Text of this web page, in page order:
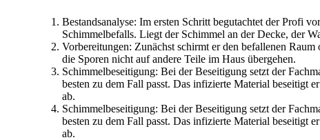
Bestandsanalyse: Im ersten Schritt begutachtet der Profi
Schimmelbefalls. Liegt der Schimmel an der Decke, der
Vorbereitungen: Zunächst schirmt er den befallenen Raum
die Sporen nicht auf andere Teile im Haus übergehen.
Schimmelbeseitigung: Bei der Beseitigung setzt der
besten zu dem Fall passt. Das infizierte Material beseitigt
ab.
Schimmelbeseitigung: Bei der Beseitigung setzt der
besten zu dem Fall passt. Das infizierte Material beseitigt
ab.